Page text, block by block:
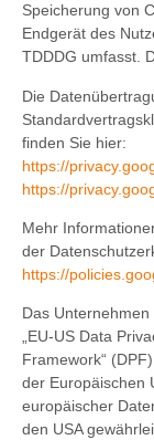
Speicherung von
Endgerät des
TDDDG umfasst.
Die
finden Sie hier:
https://
https://
Mehr
der
https://
Das
„EU-US Data
Framework“
der Europäischen
europäischer
den USA